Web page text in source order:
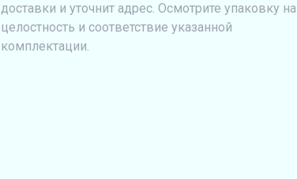
доставки и уточнит адрес. Осмотрите упаковку на
целостность и соответствие указанной
комплектации.